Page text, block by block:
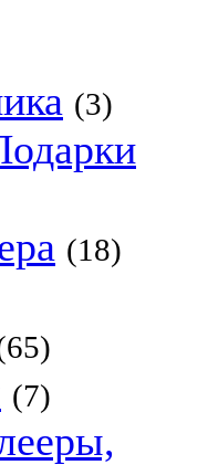
(3)
(18)
(7)